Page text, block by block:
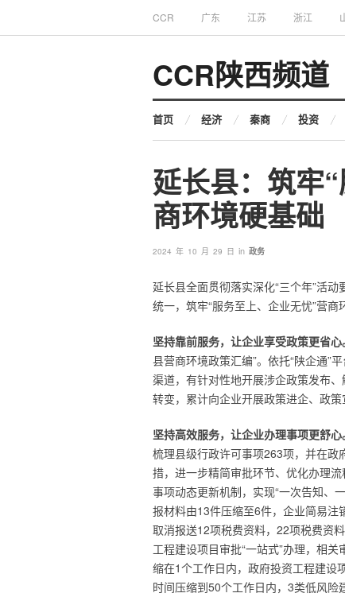
CCR 广东 江苏 浙江
CCR陕西频道
首页 经济 秦商 投资
延长县：筑牢
商环境硬基础
2024 年 10 月 29 日 in 政务
延长县全面贯彻落实深化“三个年”活
统一，筑牢“服务至上、企业无忧”营商
坚持靠前服务，让企业享受政策更省心
县营商环境政策汇编”。依托“陕企通”
渠道，有针对性地开展涉企政策发布
转变，累计向企业开展政策进企、政
坚持高效服务，让企业办理事项更舒心
梳理县级行政许可事项263项，并在政
措，进一步精简审批环节、优化办理
事项动态更新机制，实现“一次告知、
报材料由13件压缩至6件，企业简易注
取消报送12项税费资料，22项税费资
工程建设项目审批“一站式”办理，相
缩在1个工作日内，政府投资工程建设
时间压缩到50个工作日内，3类低风